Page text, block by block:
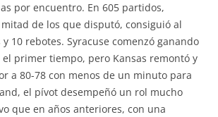
por encuentro. En 605 partidos,
de los que disputó, consiguió al
10 rebotes. Syracuse comenzó ganando
primer tiempo, pero Kansas remontó y
a 80-78 con menos de un minuto para
el pívot desempeñó un rol mucho
que en años anteriores, con una